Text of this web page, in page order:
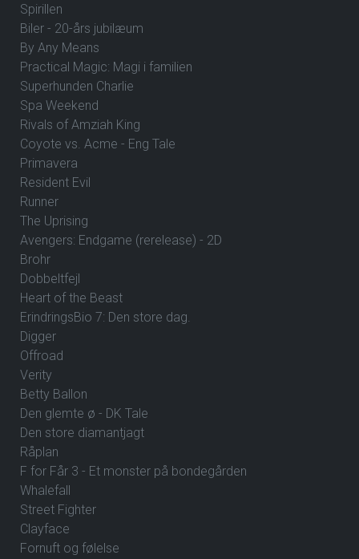
Spirillen
Biler - 20-års jubilæum
By Any Means
Practical Magic: Magi i familien
Superhunden Charlie
Spa Weekend
Rivals of Amziah King
Coyote vs. Acme - Eng Tale
Primavera
Resident Evil
Runner
The Uprising
Avengers: Endgame (rerelease) - 2D
Brohr
Dobbeltfejl
Heart of the Beast
ErindringsBio 7: Den store dag.
Digger
Offroad
Verity
Betty Ballon
Den glemte ø - DK Tale
Den store diamantjagt
Råplan
F for Får 3 - Et monster på bondegården
Whalefall
Street Fighter
Clayface
Fornuft og følelse